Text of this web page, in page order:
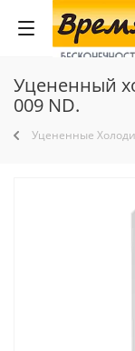
Уцененный
009 ND.
Уцененные